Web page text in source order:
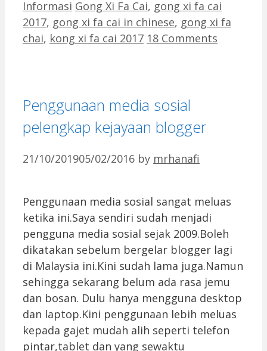
Categories
Informasi Tags
Gong Xi Fa Cai, gong xi fa cai
2017, gong xi fa cai in chinese, gong xi fa
chai, kong xi fa cai 2017 18 Comments
Penggunaan media sosial
pelengkap kejayaan blogger
21/10/201905/02/2016 by mrhanafi
Penggunaan media sosial sangat meluas
ketika ini.Saya sendiri sudah menjadi
pengguna media sosial sejak 2009.Boleh
dikatakan sebelum bergelar blogger lagi
di Malaysia ini.Kini sudah lama juga.Namun
sehingga sekarang belum ada rasa jemu
dan bosan. Dulu hanya mengguna desktop
dan laptop.Kini penggunaan lebih meluas
kepada gajet mudah alih seperti telefon
pintar,tablet dan yang sewaktu